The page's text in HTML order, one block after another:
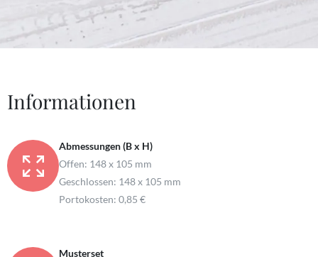
Informationen
Abmessungen (B x H)
Offen: 148 x 105 mm
Geschlossen: 148 x 105 mm
Portokosten: 0,85 €
Musterset